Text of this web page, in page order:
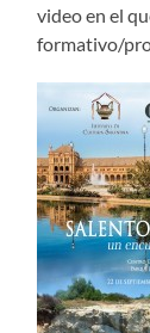
video en el
formativo/